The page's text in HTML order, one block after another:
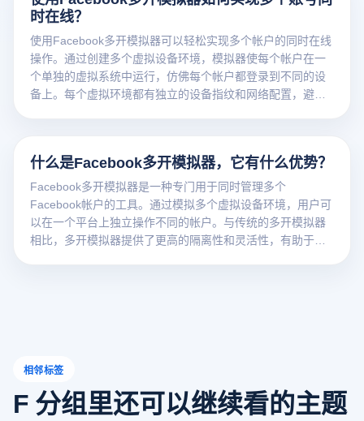
时在线？
使用Facebook多开模拟器可以轻松实现多个帐户的同时在线
操作。通过创建多个虚拟设备环境，模拟器使每个帐户在一
个单独的虚拟系统中运行，仿佛每个帐户都登录到不同的设
备上。每个虚拟环境都有独立的设备指纹和网络配置，避免
什么是Facebook多开模拟器，它有什么优势？
Facebook多开模拟器是一种专门用于同时管理多个
Facebook帐户的工具。通过模拟多个虚拟设备环境，用户可
以在一个平台上独立操作不同的帐户。与传统的多开模拟器
相比，多开模拟器提供了更高的隔离性和灵活性，有助于防
相邻标签
F 分组里还可以继续看的主题